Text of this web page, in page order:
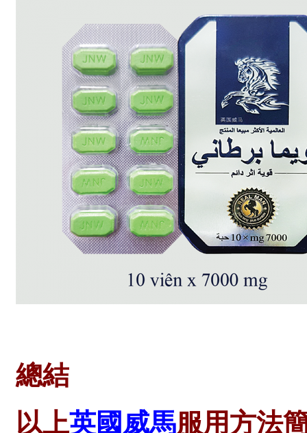
總結
以上英國威馬服用方法